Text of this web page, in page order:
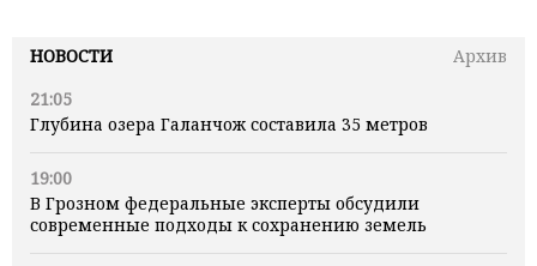
НОВОСТИ
Архив
21:05
Глубина озера Галанчож составила 35 метров
19:00
В Грозном федеральные эксперты обсудили
современные подходы к сохранению земель